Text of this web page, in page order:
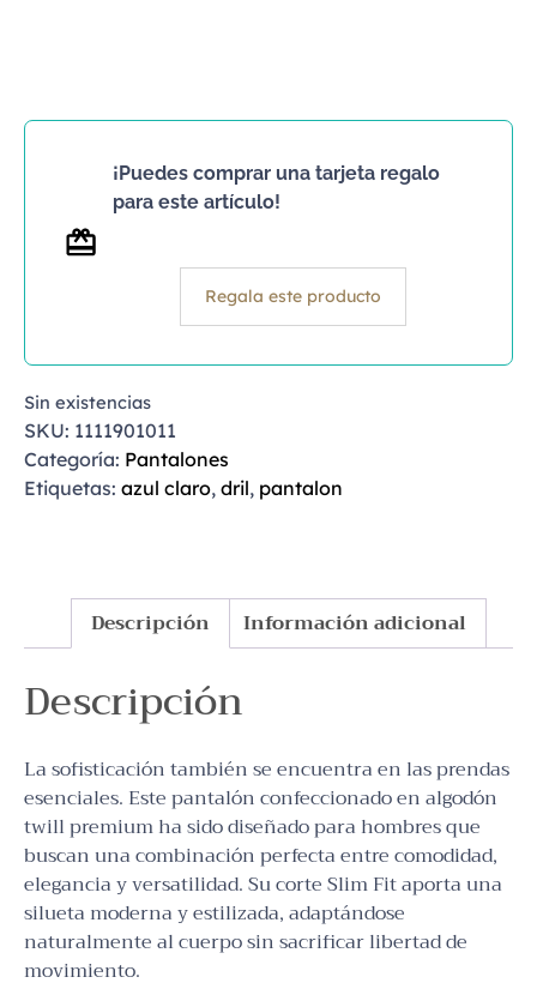
¡Puedes comprar una tarjeta regalo
para este artículo!
Regala este producto
Sin existencias
SKU: 1111901011
Categoría: Pantalones
Etiquetas: azul claro, dril, pantalon
Descripción Información adicional
Descripción
La sofisticación también se encuentra en las prendas
esenciales. Este pantalón confeccionado en algodón
twill premium ha sido diseñado para hombres que
buscan una combinación perfecta entre comodidad,
elegancia y versatilidad. Su corte Slim Fit aporta una
silueta moderna y estilizada, adaptándose
naturalmente al cuerpo sin sacrificar libertad de
movimiento.